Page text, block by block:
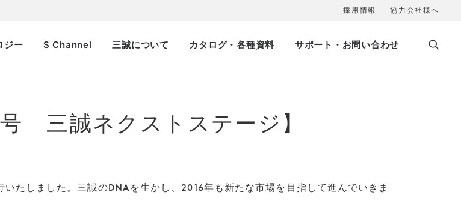
採用情報 協力会社様へ
ジー S Channel 三誠について カタログ・各種資料 サポート・お問い合わせ
三誠ネクストステージ】
たしました。三誠のDNAを生かし、2016年も新たな市場を目指して進んでいきま